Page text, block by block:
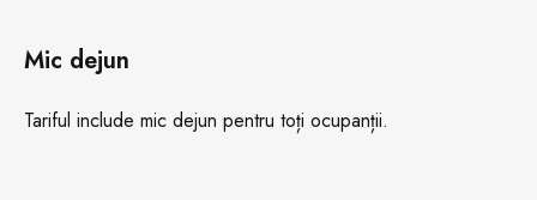
Mic dejun
Tariful include mic dejun pentru toți ocupanții.